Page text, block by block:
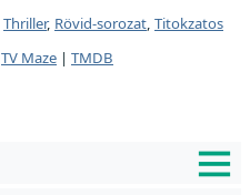
Thriller, Rövid-sorozat, Titokzatos
TV Maze | TMDB